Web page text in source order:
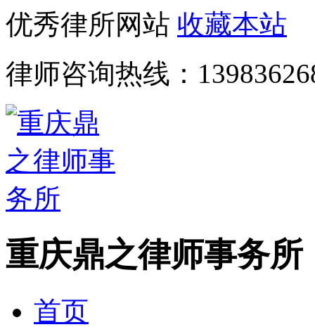
优秀律所网站 收藏本站
律师咨询热线：
重庆鼎之律师事务所
首页